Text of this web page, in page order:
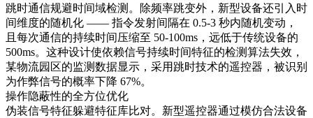
跳时通信规避时间域检测。除频率跳变外，新型设备还引入时
间维度的随机化 —— 指令发射间隔在 0.5-3 秒内随机变动，
且每次通信的持续时间压缩至 50-100ms，远低于传统设备的
500ms。这种设计使依赖信号持续时间特征的检测算法失效，
某物流园区的监测数据显示，采用跳时技术的遥控器，被识别
为作弊信号的概率下降 67%。​
操作隐蔽性的全方位优化​
伪装信号特征躲避特征库比对。新型遥控器通过模仿合法设备